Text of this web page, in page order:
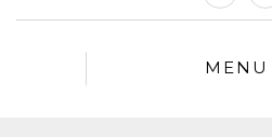
MENU